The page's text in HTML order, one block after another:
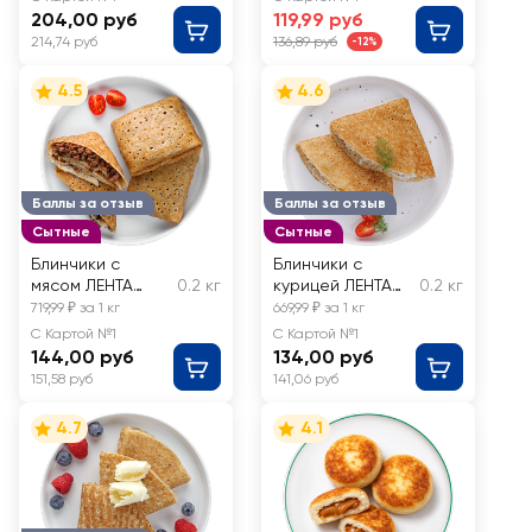
204,00 руб
214,74 руб
119,99 руб
136,89 руб -12%
Баллы за отзыв
Сытные
4.5
Блинчики с
мясом ЛЕНТА
FRESH, весовые
0.2 кг
719,99 ₽ за 1 кг
С Картой №1
144,00 руб
151,58 руб
Баллы за отзыв
Сытные
4.6
Блинчики с
курицей ЛЕНТА
FRESH, весовые
0.2 кг
669,99 ₽ за 1 кг
С Картой №1
134,00 руб
141,06 руб
4.7 4.1